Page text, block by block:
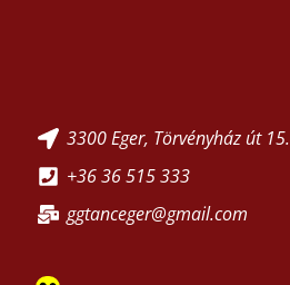
3300 Eger, Törvényház út 15.
+36 36 515 333
ggtanceger@gmail.com